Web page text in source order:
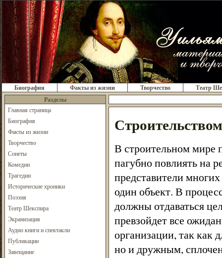
Биография Факты из жизни Творчество
Театр
Разделы
Главная страница
Биография
Факты из жизни
Творчество
Сонеты
Комедии
Трагедии
Исторические хроники
Поэзия
Театр Шекспира
Экранизация
Аудио книги и спектакли
Публикации
Завещание
В строительном мире
пагубно повлиять на
представители
один объект. В
должны отдаваться
превзойдет все
организации, так как
но и дружным,